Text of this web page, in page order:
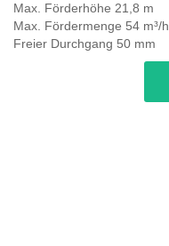
Max. Förderhöhe 21,8 m
Max. Fördermenge 54 m³/h
Freier Durchgang 50 mm